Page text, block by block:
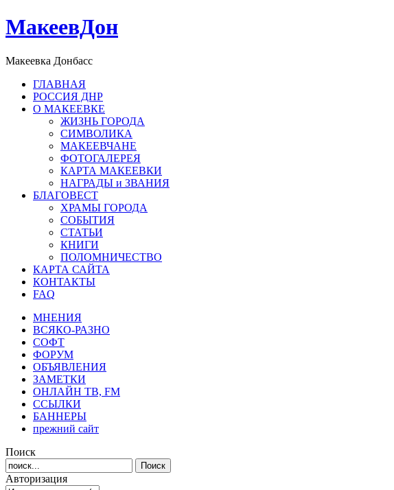
МакеевДон
Макеевка Донбасс
ГЛАВНАЯ
РОССИЯ ДНР
О МАКЕЕВКЕ
ЖИЗНЬ ГОРОДА
СИМВОЛИКА
МАКЕЕВЧАНЕ
ФОТОГАЛЕРЕЯ
КАРТА МАКЕЕВКИ
НАГРАДЫ и ЗВАНИЯ
БЛАГОВЕСТ
ХРАМЫ ГОРОДА
СОБЫТИЯ
СТАТЬИ
КНИГИ
ПОЛОМНИЧЕСТВО
КАРТА САЙТА
КОНТАКТЫ
FAQ
МНЕНИЯ
ВСЯКО-РАЗНО
СОФТ
ФОРУМ
ОБЪЯВЛЕНИЯ
ЗАМЕТКИ
ОНЛАЙН ТВ, FM
ССЫЛКИ
БАННЕРЫ
прежний сайт
Поиск
Авторизация